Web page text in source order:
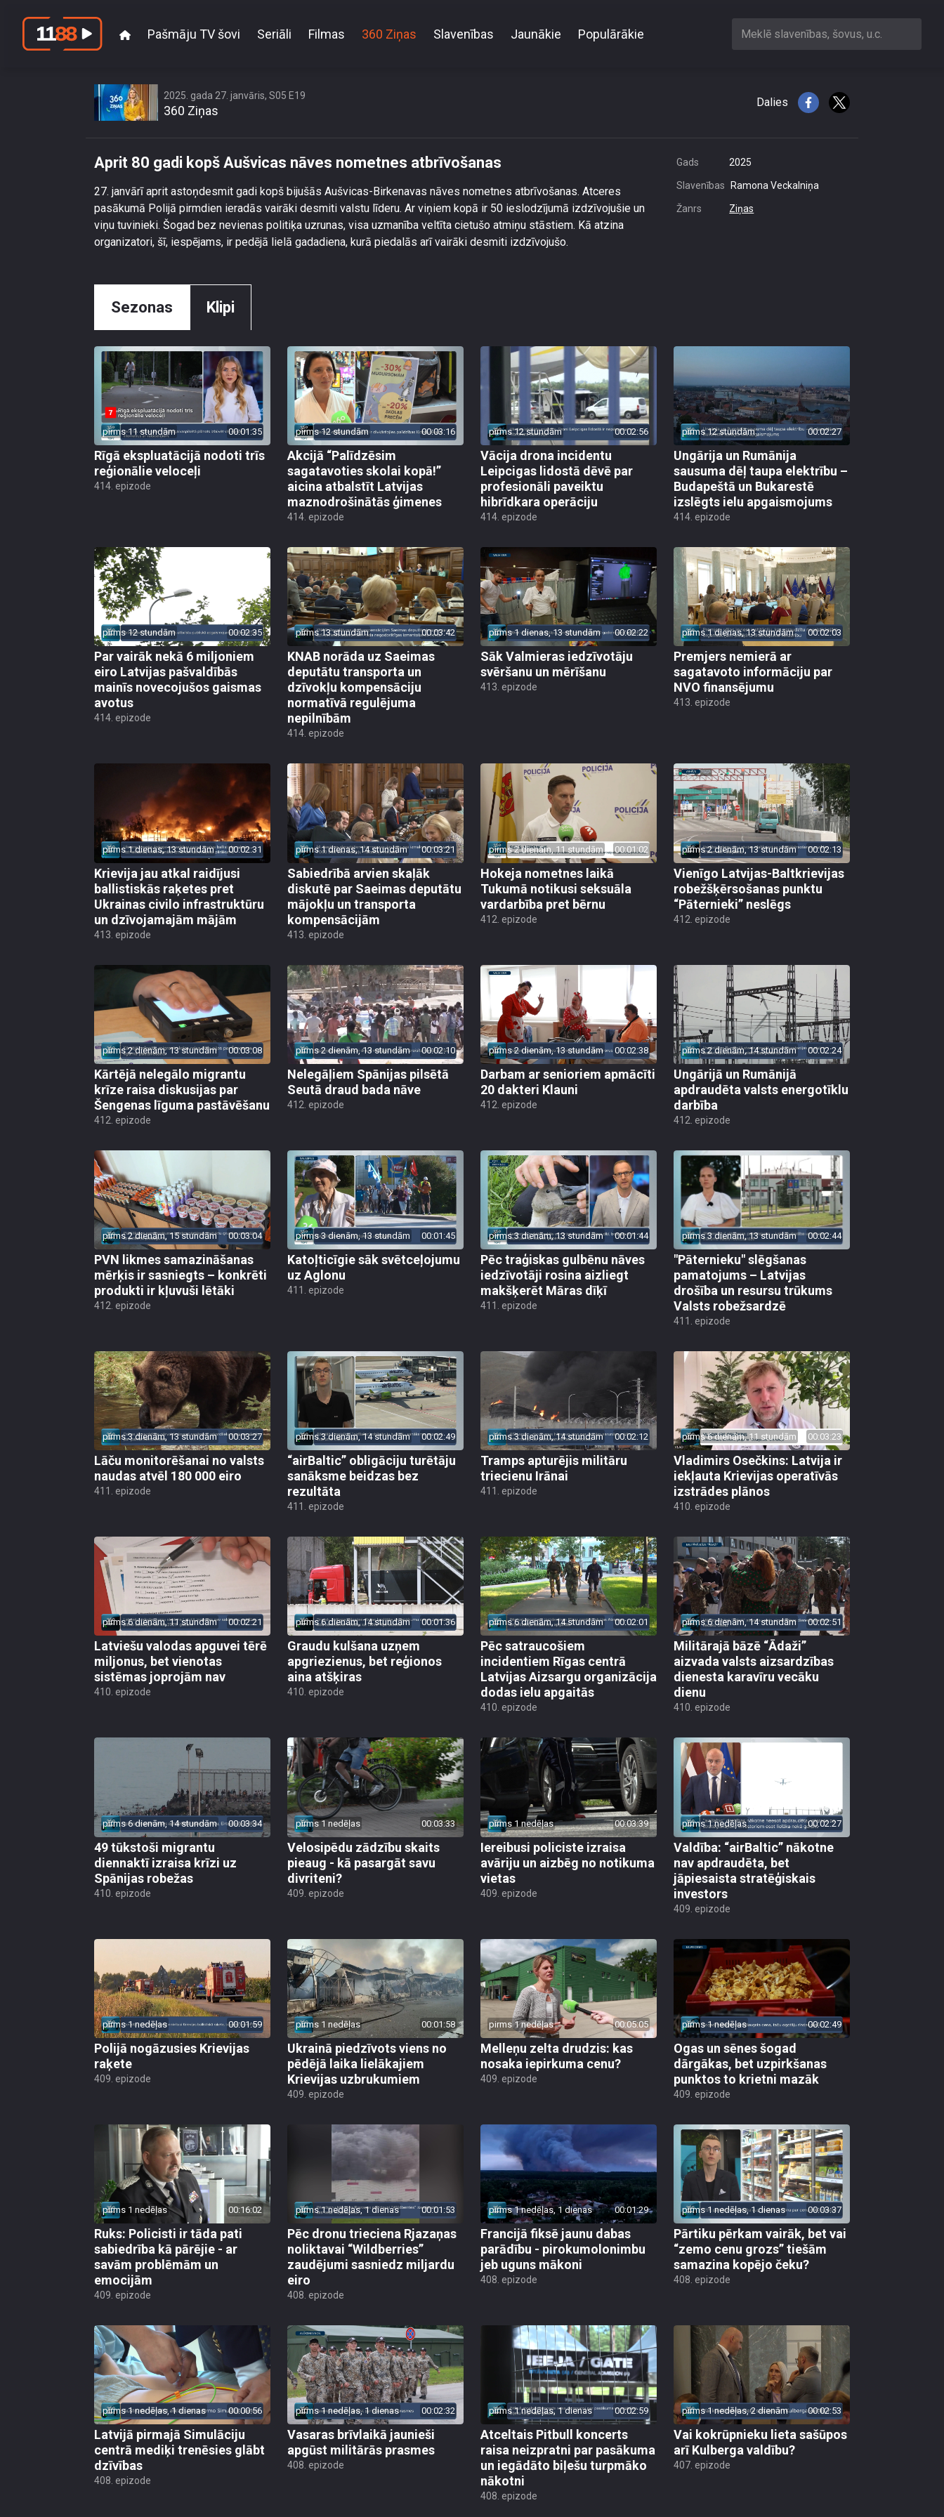
Pašmāju TV šovi Seriāli Filmas 360 Ziņas Slavenības Jaunākie Populārākie Meklē slavenības, šovus, u.c.
2025. gada 27. janvāris, S05 E19
360 Ziņas
Dalies
Aprit 80 gadi kopš Aušvicas nāves nometnes atbrīvošanas
27. janvārī aprit astoņdesmit gadi kopš bijušās Aušvicas-Birkenavas nāves nometnes atbrīvošanas. Atceres
pasākumā Polijā pirmdien ieradās vairāki desmiti valstu līderu. Ar viņiem kopā ir 50 ieslodzījumā izdzīvojušie un
viņu tuvinieki. Šogad bez nevienas politiķa uzrunas, visa uzmanība veltīta cietušo atmiņu stāstiem. Kā atzina
organizatori, šī, iespējams, ir pedējā lielā gadadiena, kurā piedalās arī vairāki desmiti izdzīvojušo.
Gads 2025
Slavenības Ramona Veckalniņa
Žanrs Ziņas
Sezonas Klipi
pirms 11 stundām 00:01:35
Rīgā ekspluatācijā nodoti trīs
reģionālie veloceļi
414. epizode
pirms 12 stundām 00:03:16
Akcijā “Palīdzēsim
sagatavoties skolai kopā!”
aicina atbalstīt Latvijas
maznodrošinātās ģimenes
414. epizode
pirms 12 stundām 00:02:56
Vācija drona incidentu
Leipcigas lidostā dēvē par
profesionāli paveiktu
hibrīdkara operāciju
414. epizode
pirms 12 stundām 00:02:27
Ungārija un Rumānija
sausuma dēļ taupa elektrību –
Budapeštā un Bukarestē
izslēgts ielu apgaismojums
414. epizode
pirms 12 stundām 00:02:35
Par vairāk nekā 6 miljoniem
eiro Latvijas pašvaldībās
mainīs novecojušos gaismas
avotus
414. epizode
pirms 13 stundām 00:03:42
KNAB norāda uz Saeimas
deputātu transporta un
dzīvokļu kompensāciju
normatīvā regulējuma
nepilnībām
414. epizode
pirms 1 dienas, 13 stundām 00:02:22
Sāk Valmieras iedzīvotāju
svēršanu un mērīšanu
413. epizode
pirms 1 dienas, 13 stundām 00:02:03
Premjers nemierā ar
sagatavoto informāciju par
NVO finansējumu
413. epizode
pirms 1 dienas, 13 stundām 00:02:31
Krievija jau atkal raidījusi
ballistiskās raķetes pret
Ukrainas civilo infrastruktūru
un dzīvojamajām mājām
413. epizode
pirms 1 dienas, 14 stundām 00:03:21
Sabiedrībā arvien skaļāk
diskutē par Saeimas deputātu
mājokļu un transporta
kompensācijām
413. epizode
pirms 2 dienām, 11 stundām 00:01:02
Hokeja nometnes laikā
Tukumā notikusi seksuāla
vardarbība pret bērnu
412. epizode
pirms 2 dienām, 13 stundām 00:02:13
Vienīgo Latvijas-Baltkrievijas
robežšķērsošanas punktu
“Pāternieki” neslēgs
412. epizode
pirms 2 dienām, 13 stundām 00:03:08
Kārtējā nelegālo migrantu
krīze raisa diskusijas par
Šengenas līguma pastāvēšanu
412. epizode
pirms 2 dienām, 13 stundām 00:02:10
Nelegāļiem Spānijas pilsētā
Seutā draud bada nāve
412. epizode
pirms 2 dienām, 13 stundām 00:02:38
Darbam ar senioriem apmācīti
20 dakteri Klauni
412. epizode
pirms 2 dienām, 14 stundām 00:02:24
Ungārijā un Rumānijā
apdraudēta valsts energotīklu
darbība
412. epizode
pirms 2 dienām, 15 stundām 00:03:04
PVN likmes samazināšanas
mērķis ir sasniegts – konkrēti
produkti ir kļuvuši lētāki
412. epizode
pirms 3 dienām, 13 stundām 00:01:45
Katoļticīgie sāk svētceļojumu
uz Aglonu
411. epizode
pirms 3 dienām, 13 stundām 00:01:44
Pēc traģiskas gulbēnu nāves
iedzīvotāji rosina aizliegt
makšķerēt Māras dīķī
411. epizode
pirms 3 dienām, 13 stundām 00:02:44
"Pāternieku" slēgšanas
pamatojums – Latvijas
drošība un resursu trūkums
Valsts robežsardzē
411. epizode
pirms 3 dienām, 13 stundām 00:03:27
Lāču monitorēšanai no valsts
naudas atvēl 180 000 eiro
411. epizode
pirms 3 dienām, 14 stundām 00:02:49
“airBaltic” obligāciju turētāju
sanāksme beidzas bez
rezultāta
411. epizode
pirms 3 dienām, 14 stundām 00:02:12
Tramps apturējis militāru
triecienu Irānai
411. epizode
pirms 6 dienām, 11 stundām 00:03:23
Vladimirs Osečkins: Latvija ir
iekļauta Krievijas operatīvās
izstrādes plānos
410. epizode
pirms 6 dienām, 11 stundām 00:02:21
Latviešu valodas apguvei tērē
miljonus, bet vienotas
sistēmas joprojām nav
410. epizode
pirms 6 dienām, 14 stundām 00:01:36
Graudu kulšana uzņem
apgriezienus, bet reģionos
aina atšķiras
410. epizode
pirms 6 dienām, 14 stundām 00:02:01
Pēc satraucošiem
incidentiem Rīgas centrā
Latvijas Aizsargu organizācija
dodas ielu apgaitās
410. epizode
pirms 6 dienām, 14 stundām 00:02:51
Militārajā bāzē “Ādaži”
aizvada valsts aizsardzības
dienesta karavīru vecāku
dienu
410. epizode
pirms 6 dienām, 14 stundām 00:03:34
49 tūkstoši migrantu
diennaktī izraisa krīzi uz
Spānijas robežas
410. epizode
pirms 1 nedēļas 00:03:33
Velosipēdu zādzību skaits
pieaug - kā pasargāt savu
divriteni?
409. epizode
pirms 1 nedēļas 00:03:39
Iereibusi policiste izraisa
avāriju un aizbēg no notikuma
vietas
409. epizode
pirms 1 nedēļas 00:02:27
Valdība: “airBaltic” nākotne
nav apdraudēta, bet
jāpiesaista stratēģiskais
investors
409. epizode
pirms 1 nedēļas 00:01:59
Polijā nogāzusies Krievijas
raķete
409. epizode
pirms 1 nedēļas 00:01:58
Ukrainā piedzīvots viens no
pēdējā laika lielākajiem
Krievijas uzbrukumiem
409. epizode
pirms 1 nedēļas 00:05:05
Melleņu zelta drudzis: kas
nosaka iepirkuma cenu?
409. epizode
pirms 1 nedēļas 00:02:49
Ogas un sēnes šogad
dārgākas, bet uzpirkšanas
punktos to krietni mazāk
409. epizode
pirms 1 nedēļas 00:16:02
Ruks: Policisti ir tāda pati
sabiedrība kā pārējie - ar
savām problēmām un
emocijām
409. epizode
pirms 1 nedēļas, 1 dienas 00:01:53
Pēc dronu trieciena Rjazaņas
noliktavai “Wildberries”
zaudējumi sasniedz miljardu
eiro
408. epizode
pirms 1 nedēļas, 1 dienas 00:01:29
Francijā fiksē jaunu dabas
parādību - pirokumolonimbu
jeb uguns mākoni
408. epizode
pirms 1 nedēļas, 1 dienas 00:03:37
Pārtiku pērkam vairāk, bet vai
“zemo cenu grozs” tiešām
samazina kopējo čeku?
408. epizode
pirms 1 nedēļas, 1 dienas 00:00:56
Latvijā pirmajā Simulāciju
centrā mediķi trenēsies glābt
dzīvības
408. epizode
pirms 1 nedēļas, 1 dienas 00:02:32
Vasaras brīvlaikā jaunieši
apgūst militārās prasmes
408. epizode
pirms 1 nedēļas, 1 dienas 00:02:59
Atceltais Pitbull koncerts
raisa neizpratni par pasākuma
un iegādāto biļešu turpmāko
nākotni
408. epizode
pirms 1 nedēļas, 2 dienām 00:02:53
Vai kokrūpnieku lieta sašūpos
arī Kulberga valdību?
407. epizode